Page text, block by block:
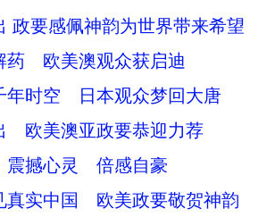
政要感佩神韵为世界带来希望
药 欧美澳观众获启迪
年时空 日本观众梦回大唐
欧美澳亚政要恭迎力荐
震撼心灵 倍感自豪
真实中国 欧美政要敬贺神韵